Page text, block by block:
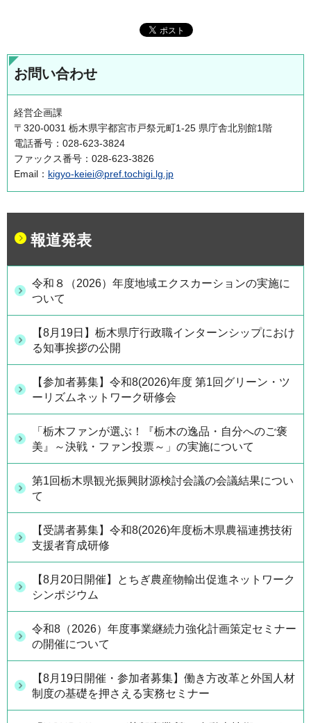
お問い合わせ
経営企画課
〒320-0031 栃木県宇都宮市戸祭元町1-25 県庁舎北別館1階
電話番号：028-623-3824
ファックス番号：028-623-3826
Email： kigyo-keiei@pref.tochigi.lg.jp
報道発表
令和８（2026）年度地域エクスカーションの実施に
ついて
【8月19日】栃木県庁行政職インターンシップにおけ
る知事挨拶の公開
【参加者募集】令和8(2026)年度 第1回グリーン・ツ
ーリズムネットワーク研修会
「栃木ファンが選ぶ！『栃木の逸品・自分へのご褒
美』～決戦・ファン投票～」の実施について
第1回栃木県観光振興財源検討会議の会議結果につい
て
【受講者募集】令和8(2026)年度栃木県農福連携技術
支援者育成研修
【8月20日開催】とちぎ農産物輸出促進ネットワーク
シンポジウム
令和8（2026）年度事業継続力強化計画策定セミナー
の開催について
【8月19日開催・参加者募集】働き方改革と外国人材
制度の基礎を押さえる実務セミナー